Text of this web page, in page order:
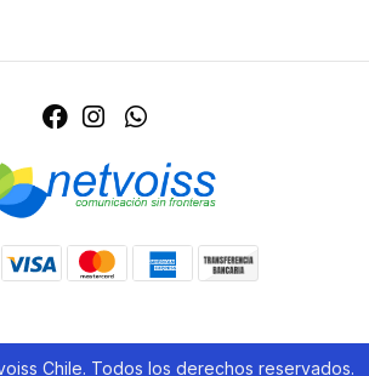
Chile. Todos los derechos reservados.